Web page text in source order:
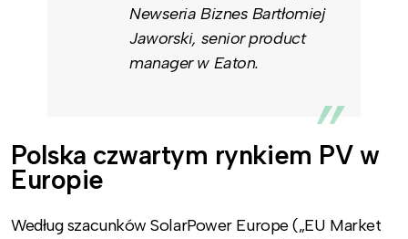
Newseria Biznes Bartłomiej
Jaworski, senior product
manager w Eaton.
Polska czwartym rynkiem PV w
Europie
Według szacunków SolarPower Europe („EU Market